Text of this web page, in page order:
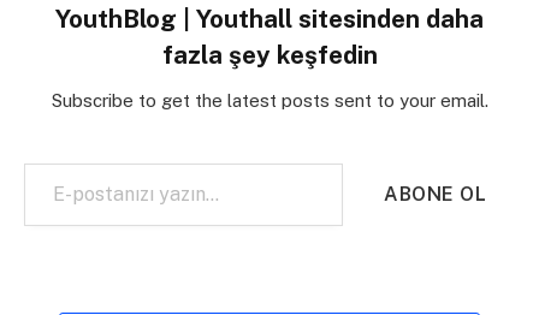
YouthBlog | Youthall sitesinden daha
fazla şey keşfedin
Subscribe to get the latest posts sent to your email.
E-postanızı yazın…
ABONE OL